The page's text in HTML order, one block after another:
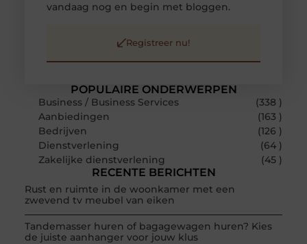
POPULAIRE ONDERWERPEN
Business / Business Services
(338 )
Aanbiedingen
(163 )
Bedrijven
(126 )
Dienstverlening
(64 )
Zakelijke dienstverlening
(45 )
RECENTE BERICHTEN
Rust en ruimte in de woonkamer met een
zwevend tv meubel van eiken
Tandemasser huren of bagagewagen huren? Kies
de juiste aanhanger voor jouw klus
vandaag nog en begin met bloggen.
Registreer nu!